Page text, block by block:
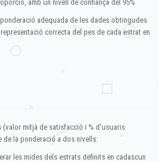
amb un nivell de confiança del 95%
adequada de les dades obtingudes
correcta del pes de cada estrat en
mitjà de satisfacció i % d'usuaris
la ponderació a dos nivells:
les mides dels estrats definits en cadascun